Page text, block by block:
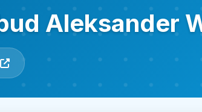
Aleksander